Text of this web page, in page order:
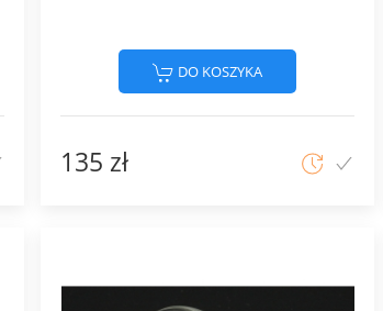
DO KOSZYKA
135 zł